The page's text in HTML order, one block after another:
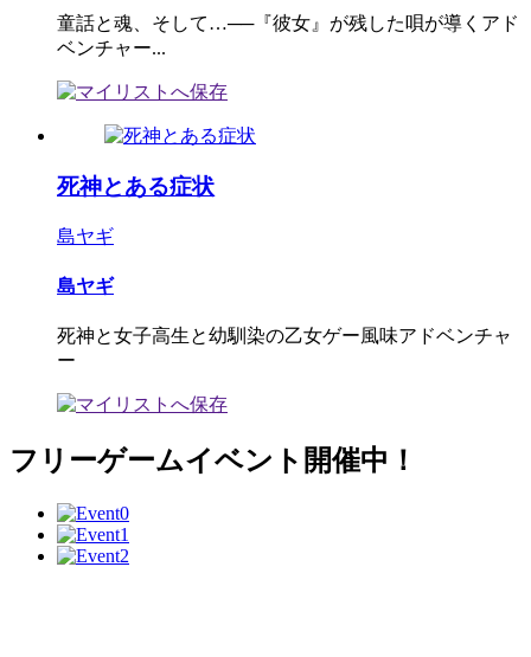
童話と魂、そして…──『彼女』が残した唄が導くアド
ベンチャー...
死神とある症状
島ヤギ
島ヤギ
死神と女子高生と幼馴染の乙女ゲー風味アドベンチャ
ー
フリーゲームイベント開催中！